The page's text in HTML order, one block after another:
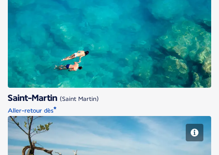
Saint-Martin
Saint-Martin (Saint Martin)
Aller-retour dès*